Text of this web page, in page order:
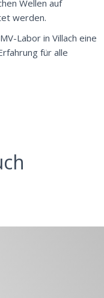
Wellen auf
werden.
Labor in Villach eine
für alle